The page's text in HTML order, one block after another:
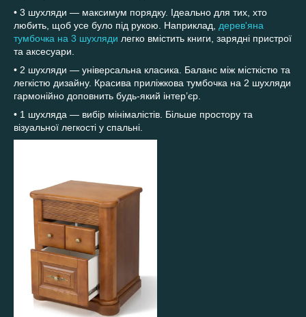
• 3 шухляди — максимум порядку. Ідеально для тих, хто
любить, щоб усе було під рукою. Наприклад, дерев'яна
тумбочка на 3 шухляди легко вмістить книги, зарядні пристрої
та аксесуари.
• 2 шухляди — універсальна класика. Баланс між місткістю та
легкістю дизайну. Красива приліжкова тумбочка на 2 шухляди
гармонійно доповнить будь-який інтер’єр.
• 1 шухляда — вибір мінімалістів. Більше простору та
візуальної легкості у спальні.